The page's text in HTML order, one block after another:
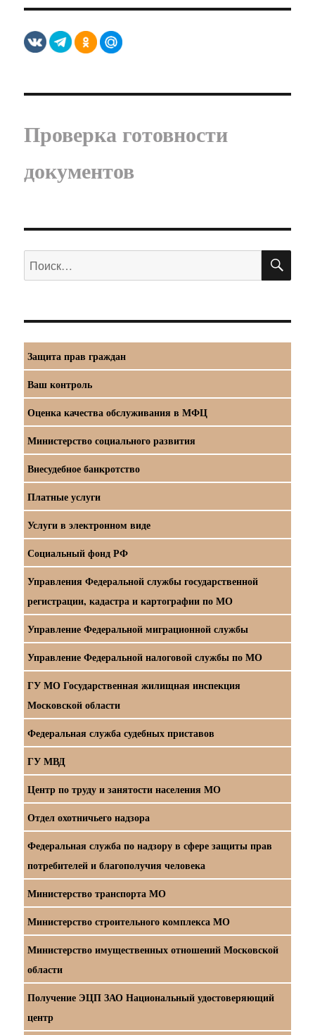
Проверка готовности
документов
Искать:
Защита прав граждан
Ваш контроль
Оценка качества обслуживания в МФЦ
Министерство социального развития
Внесудебное банкротство
Платные услуги
Услуги в электронном виде
Социальный фонд РФ
Управления Федеральной службы государственной
регистрации, кадастра и картографии по МО
Управление Федеральной миграционной службы
Управление Федеральной налоговой службы по МО
ГУ МО Государственная жилищная инспекция
Московской области
Федеральная служба судебных приставов
ГУ МВД
Центр по труду и занятости населения МО
Отдел охотничьего надзора
Федеральная служба по надзору в сфере защиты прав
потребителей и благополучия человека
Министерство транспорта МО
Министерство строительного комплекса МО
Министерство имущественных отношений Московской
области
Получение ЭЦП ЗАО Национальный удостоверяющий
центр